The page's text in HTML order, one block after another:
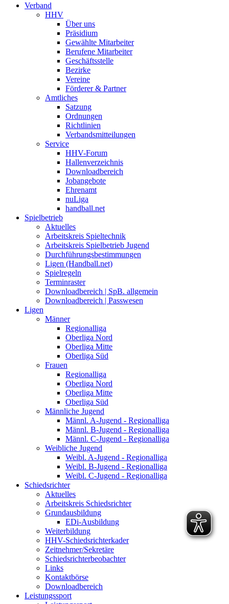
Verband
HHV
Über uns
Präsidium
Gewählte Mitarbeiter
Berufene Mitarbeiter
Geschäftsstelle
Bezirke
Vereine
Förderer & Partner
Amtliches
Satzung
Ordnungen
Richtlinien
Verbandsmitteilungen
Service
HHV-Forum
Hallenverzeichnis
Downloadbereich
Jobangebote
Ehrenamt
nuLiga
handball.net
Spielbetrieb
Aktuelles
Arbeitskreis Spieltechnik
Arbeitskreis Spielbetrieb Jugend
Durchführungsbestimmungen
Ligen (Handball.net)
Spielregeln
Terminraster
Downloadbereich | SpB. allgemein
Downloadbereich | Passwesen
Ligen
Männer
Regionalliga
Oberliga Nord
Oberliga Mitte
Oberliga Süd
Frauen
Regionalliga
Oberliga Nord
Oberliga Mitte
Oberliga Süd
Männliche Jugend
Männl. A-Jugend - Regionalliga
Männl. B-Jugend - Regionalliga
Männl. C-Jugend - Regionalliga
Weibliche Jugend
Weibl. A-Jugend - Regionalliga
Weibl. B-Jugend - Regionalliga
Weibl. C-Jugend - Regionalliga
Schiedsrichter
Aktuelles
Arbeitskreis Schiedsrichter
Grundausbildung
EDi-Ausbildung
Weiterbildung
HHV-Schiedsrichterkader
Zeitnehmer/Sekretäre
Schiedsrichterbeobachter
Links
Kontaktbörse
Downloadbereich
Leistungssport